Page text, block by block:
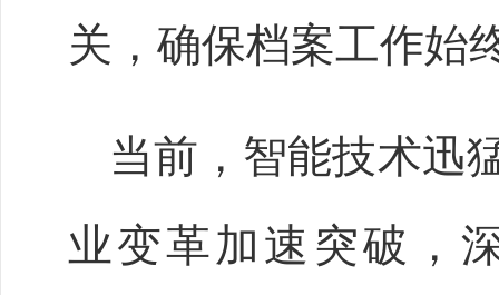
关，确保档案工作始
当前，智能技术迅
业变革加速突破，